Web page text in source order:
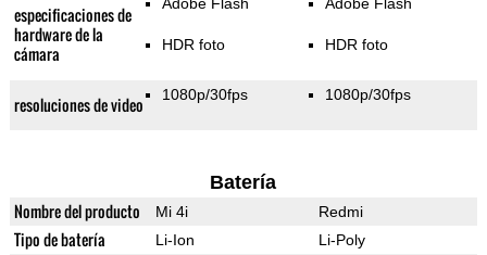
especificaciones de
hardware de la
cámara
HDR foto HDR foto
resoluciones de video 1080p/30fps 1080p/30fps
Batería
Nombre del producto Mi 4i Redmi
Tipo de batería Li-Ion Li-Poly